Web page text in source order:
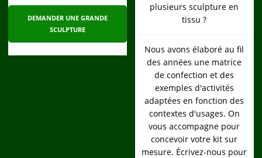
DEMANDER UNE GRANDE
SCULPTURE
plusieurs sculpture en
tissu ?
Nous avons élaboré au fil
des années une matrice
de confection et des
exemples d'activités
adaptées en fonction des
contextes d'usages. On
vous accompagne pour
concevoir votre kit sur
mesure. Écrivez-nous pour